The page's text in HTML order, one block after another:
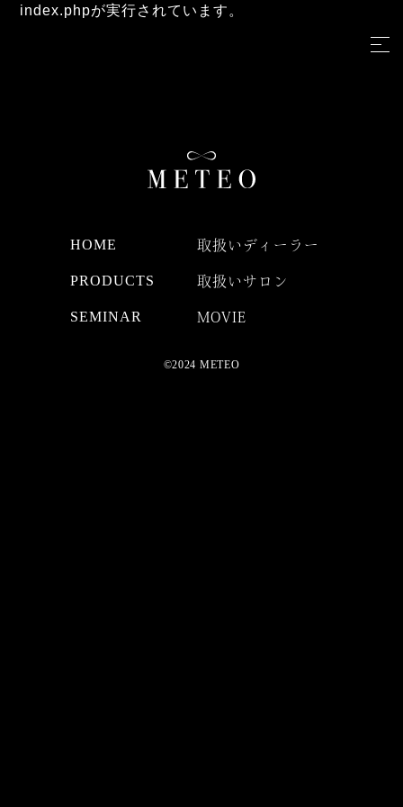
index.phpが実行されています。
HOME
PRODUCTS
SEMINAR
取扱いディーラー
取扱いサロン
MOVIE
©2024 METEO